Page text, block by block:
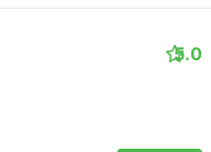
5.0